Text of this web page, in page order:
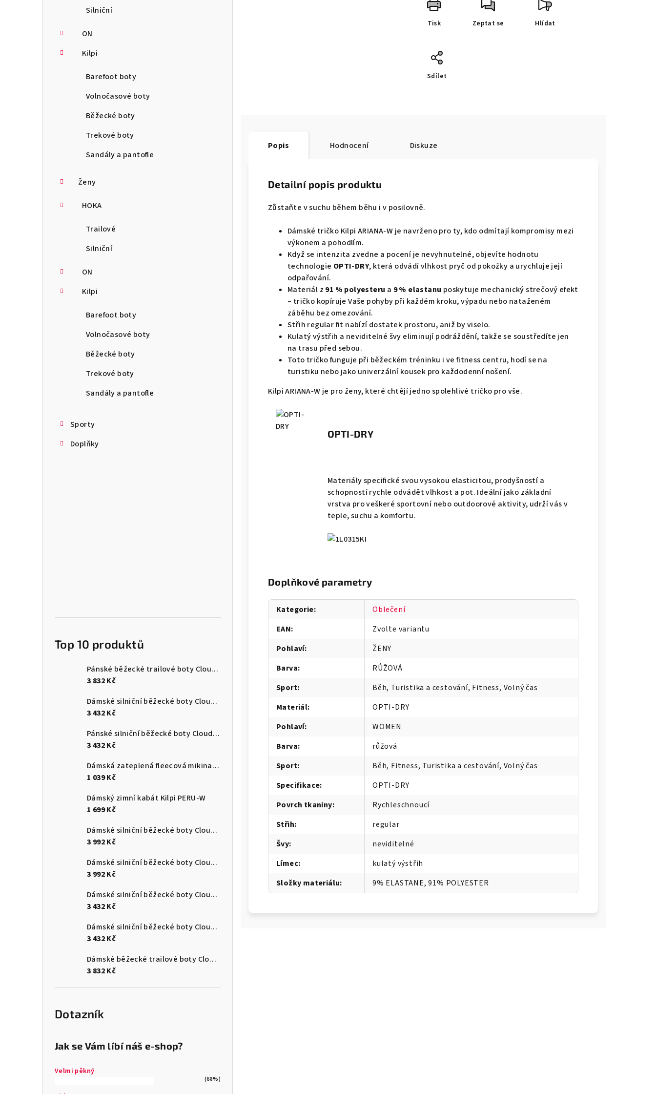
Silniční
ON
Kilpi
Barefoot boty
Volnočasové boty
Běžecké boty
Trekové boty
Sandály a pantofle
Ženy
HOKA
Trailové
Silniční
ON
Kilpi
Barefoot boty
Volnočasové boty
Běžecké boty
Trekové boty
Sandály a pantofle
Sporty
Doplňky
Top 10 produktů
Pánské běžecké trailové boty Cloudultra 3
3 832 Kč
Dámské silniční běžecké boty Cloudswift 4
3 432 Kč
Pánské silniční běžecké boty Cloudsurfer Max
3 432 Kč
Dámská zateplená fleecová mikina s kapucí Kilpi NEVIA-W
1 039 Kč
Dámský zimní kabát Kilpi PERU-W
1 699 Kč
Dámské silniční běžecké boty Cloudmonster 3
3 992 Kč
Dámské silniční běžecké boty Cloudmonster 3
3 992 Kč
Dámské silniční běžecké boty Cloudsurfer Max
3 432 Kč
Dámské silniční běžecké boty Cloudsurfer Max
3 432 Kč
Dámské běžecké trailové boty Cloudultra 3
3 832 Kč
Dotazník
Jak se Vám líbí náš e-shop?
Velmi pěkný
(68%)
Tisk Zeptat se Hlídat
Sdílet
Popis Hodnocení Diskuze
Detailní popis produktu
Zůstaňte v suchu během běhu i v posilovně.
Dámské tričko Kilpi ARIANA-W je navrženo pro ty, kdo odmítají kompromisy mezi
výkonem a pohodlím.
Když se intenzita zvedne a pocení je nevyhnutelné, objevíte hodnotu
technologie OPTI-DRY, která odvádí vlhkost pryč od pokožky a urychluje její
odpařování.
Materiál z 91 % polyesteru a 9 % elastanu poskytuje mechanický strečový efekt
– tričko kopíruje Vaše pohyby při každém kroku, výpadu nebo nataženém
záběhu bez omezování.
Střih regular fit nabízí dostatek prostoru, aniž by viselo.
Kulatý výstřih a neviditelné švy eliminují podráždění, takže se soustředíte jen
na trasu před sebou.
Toto tričko funguje při běžeckém tréninku i ve fitness centru, hodí se na
turistiku nebo jako univerzální kousek pro každodenní nošení.
Kilpi ARIANA-W je pro ženy, které chtějí jedno spolehlivé tričko pro vše.
OPTI-DRY
Materiály specifické svou vysokou elasticitou, prodyšností a
schopností rychle odvádět vlhkost a pot. Ideální jako základní
vrstva pro veškeré sportovní nebo outdoorové aktivity, udrží vás v
teple, suchu a komfortu.
Doplňkové parametry
Kategorie:
Oblečení
EAN:
Zvolte variantu
Pohlaví:
ŽENY
Barva:
RŮŽOVÁ
Sport:
Běh, Turistika a cestování, Fitness, Volný čas
Materiál:
OPTI-DRY
Pohlaví:
WOMEN
Barva:
růžová
Sport:
Běh, Fitness, Turistika a cestování, Volný čas
Specifikace:
OPTI-DRY
Povrch tkaniny:
Rychleschnoucí
Střih:
regular
Švy:
neviditelné
Límec:
kulatý výstřih
Složky materiálu: 9% ELASTANE, 91% POLYESTER